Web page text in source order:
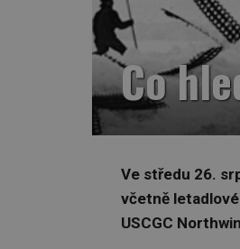
Co
Ve středu 26.
včetně
USCGC